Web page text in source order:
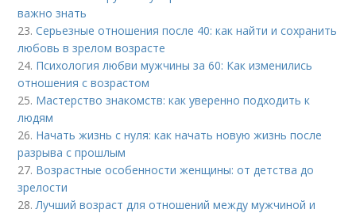
важно знать
23.Серьезные отношения после 40: как найти и сохранить
любовь в зрелом возрасте
24. Психология любви мужчины за 60: Как изменились
отношения с возрастом
25. Мастерство знакомств: как уверенно подходить к
людям
26. Начать жизнь с нуля: как начать новую жизнь после
разрыва с прошлым
27. Возрастные особенности женщины: от детства до
зрелости
28. Лучший возраст для отношений между мужчиной и